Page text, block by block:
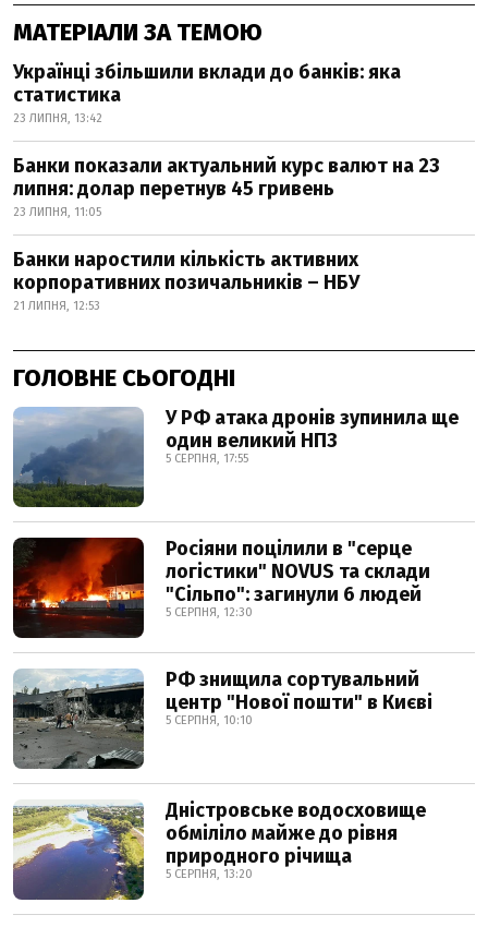
МАТЕРІАЛИ ЗА ТЕМОЮ
Українці збільшили вклади до банків: яка
статистика
23 ЛИПНЯ, 13:42
Банки показали актуальний курс валют на 23
липня: долар перетнув 45 гривень
23 ЛИПНЯ, 11:05
Банки наростили кількість активних
корпоративних позичальників – НБУ
21 ЛИПНЯ, 12:53
ГОЛОВНЕ СЬОГОДНІ
У РФ атака дронів зупинила ще
один великий НПЗ
5 СЕРПНЯ, 17:55
Росіяни поцілили в "серце
логістики" NOVUS та склади
"Сільпо": загинули 6 людей
5 СЕРПНЯ, 12:30
РФ знищила сортувальний
центр "Нової пошти" в Києві
5 СЕРПНЯ, 10:10
Дністровське водосховище
обміліло майже до рівня
природного річища
5 СЕРПНЯ, 13:20